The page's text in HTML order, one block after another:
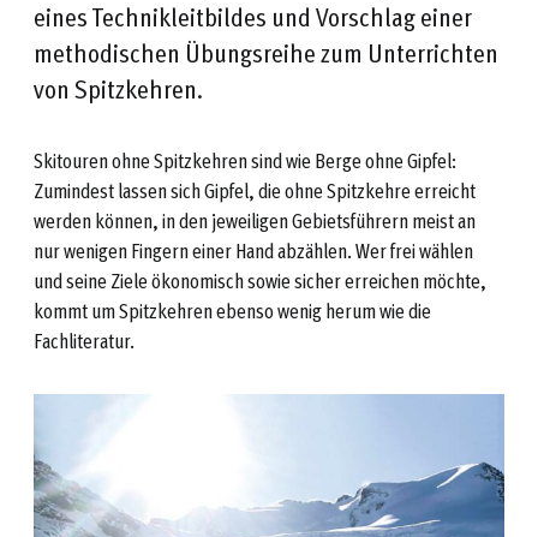
eines Technikleitbildes und Vorschlag einer
methodischen Übungsreihe zum Unterrichten
von Spitzkehren.
Skitouren ohne Spitzkehren sind wie Berge ohne Gipfel:
Zumindest lassen sich Gipfel, die ohne Spitzkehre erreicht
werden können, in den jeweiligen Gebietsführern meist an
nur wenigen Fingern einer Hand abzählen. Wer frei wählen
und seine Ziele ökonomisch sowie sicher erreichen möchte,
kommt um Spitzkehren ebenso wenig herum wie die
Fachliteratur.